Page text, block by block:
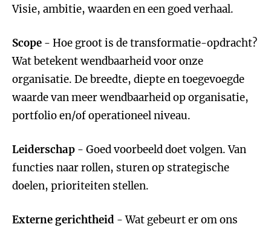
Visie, ambitie, waarden en een goed verhaal.
Scope - Hoe groot is de transformatie-opdracht?
Wat betekent wendbaarheid voor onze
organisatie. De breedte, diepte en toegevoegde
waarde van meer wendbaarheid op organisatie,
portfolio en/of operationeel niveau.
Leiderschap - Goed voorbeeld doet volgen. Van
functies naar rollen, sturen op strategische
doelen, prioriteiten stellen.
Externe gerichtheid - Wat gebeurt er om ons